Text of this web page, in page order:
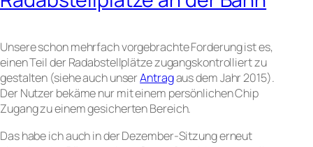
Unsere schon mehrfach vorgebrachte Forderung ist es,
einen Teil der Radabstellplätze zugangskontrolliert zu
gestalten (siehe auch unserAntragaus dem Jahr 2015).
Der Nutzer bekäme nur mit einem persönlichen Chip
Zugang zu einem gesicherten Bereich.
Das habe ich auch in der Dezember-Sitzung erneut